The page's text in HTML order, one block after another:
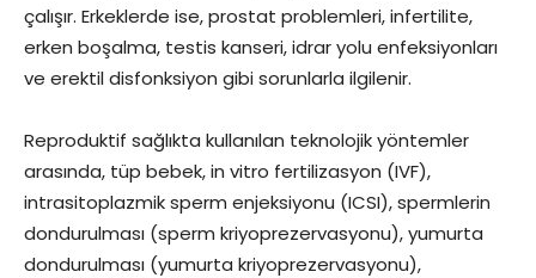
çalışır. Erkeklerde ise, prostat problemleri, infertilite,
erken boşalma, testis kanseri, idrar yolu enfeksiyonları
ve erektil disfonksiyon gibi sorunlarla ilgilenir.
Reproduktif sağlıkta kullanılan teknolojik yöntemler
arasında, tüp bebek, in vitro fertilizasyon (IVF),
intrasitoplazmik sperm enjeksiyonu (ICSI), spermlerin
dondurulması (sperm kriyoprezervasyonu), yumurta
dondurulması (yumurta kriyoprezervasyonu),